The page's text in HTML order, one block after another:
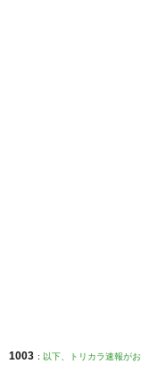
1003 : 以下、トリカラ速報が